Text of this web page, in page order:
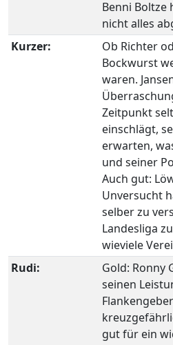
Benni Boltze
nicht alles
Kurzer:
Ob Richter
Bockwurst
waren.
Zeitpunkt
einschlägt,
erwarten,
und seiner
Auch gut:
Unversucht
selber zu
Landesliga
wieviele
Rudi:
Gold: Ronny
seinen
gut für ein